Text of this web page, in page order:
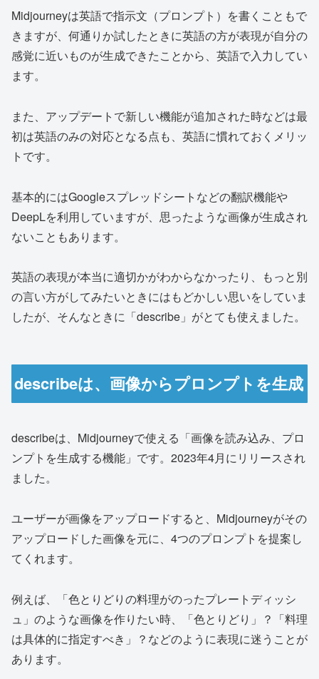
Midjourneyは英語で指示文（プロンプト）を書くこともで
きますが、何通りか試したときに英語の方が表現が自分の
感覚に近いものが生成できたことから、英語で入力してい
ます。
また、アップデートで新しい機能が追加された時などは最
初は英語のみの対応となる点も、英語に慣れておくメリッ
トです。
基本的にはGoogleスプレッドシートなどの翻訳機能や
DeepLを利用していますが、思ったような画像が生成され
ないこともあります。
英語の表現が本当に適切かがわからなかったり、もっと別
の言い方がしてみたいときにはもどかしい思いをしていま
したが、そんなときに「describe」がとても使えました。
describeは、画像からプロンプトを生成
describeは、Midjourneyで使える「画像を読み込み、プロ
ンプトを生成する機能」です。2023年4月にリリースされ
ました。
ユーザーが画像をアップロードすると、Midjourneyがその
アップロードした画像を元に、4つのプロンプトを提案し
てくれます。
例えば、「色とりどりの料理がのったプレートディッシ
ュ」のような画像を作りたい時、「色とりどり」？「料理
は具体的に指定すべき」？などのように表現に迷うことが
あります。